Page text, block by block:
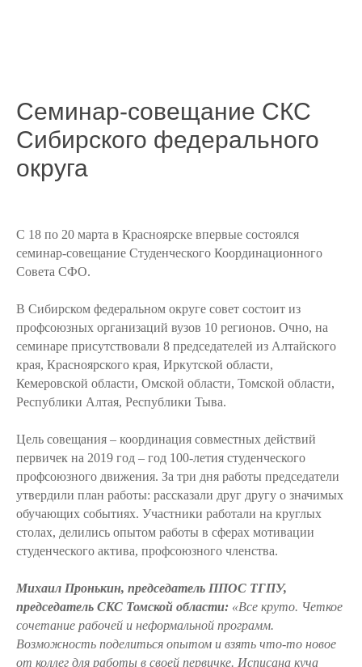
Семинар-совещание СКС
Сибирского федерального
округа
С 18 по 20 марта в Красноярске впервые состоялся
семинар-совещание Студенческого Координационного
Совета СФО.
В Сибирском федеральном округе совет состоит из
профсоюзных организаций вузов 10 регионов. Очно, на
семинаре присутствовали 8 председателей из Алтайского
края, Красноярского края, Иркутской области,
Кемеровской области, Омской области, Томской области,
Республики Алтая, Республики Тыва.
Цель совещания – координация совместных действий
первичек на 2019 год – год 100-летия студенческого
профсоюзного движения. За три дня работы председатели
утвердили план работы: рассказали друг другу о значимых
обучающих событиях. Участники работали на круглых
столах, делились опытом работы в сферах мотивации
студенческого актива, профсоюзного членства.
Михаил Пронькин, председатель ППОС ТГПУ,
председатель СКС Томской области: «Все круто. Четкое
сочетание рабочей и неформальной программ.
Возможность поделиться опытом и взять что-то новое
от коллег для работы в своей первичке. Исписана куча